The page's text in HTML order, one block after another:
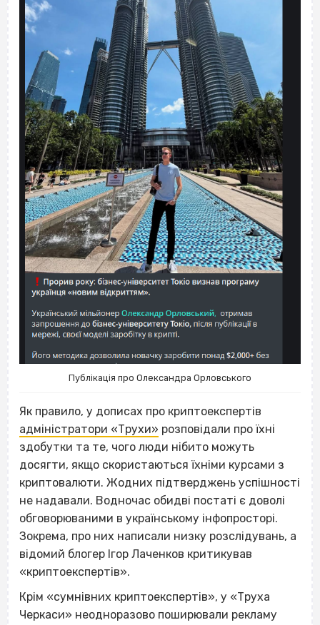
Публікація про Олександра Орловського
Як правило, у дописах про криптоекспертів
адміністратори «Трухи» розповідали про їхні
здобутки та те, чого люди нібито можуть
досягти, якщо скористаються їхніми курсами з
криптовалюти. Жодних підтверджень успішності
не надавали. Водночас обидві постаті є доволі
обговорюваними в українському інфопросторі.
Зокрема, про них написали низку розслідувань, а
відомий блогер Ігор Лаченков критикував
«криптоекспертів».
Крім «сумнівних криптоекспертів», у «Труха
Черкаси» неодноразово поширювали рекламу